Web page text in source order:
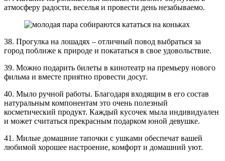
атмосферу радости, веселья и провести день незабываемо.
38. Прогулка на лошадях – отличный повод выбраться за
город поближе к природе и покататься в свое удовольствие.
39. Можно подарить билеты в кинотеатр на премьеру нового
фильма и вместе приятно провести досуг.
40. Мыло ручной работы. Благодаря входящим в его состав
натуральным компонентам это очень полезный
косметический продукт. Каждый кусочек мыла индивидуален
и может считаться прекрасным подарком юной девушке.
41. Милые домашние тапочки с ушками обеспечат вашей
любимой хорошее настроение, комфорт и домашний уют.